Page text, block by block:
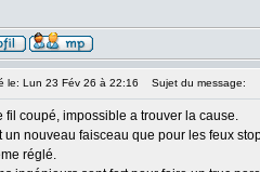
le: Lun 23 Fév 26 à 22:16 Sujet du message:
fil coupé, impossible a trouver la cause.
un nouveau faisceau que pour les feux
réglé.